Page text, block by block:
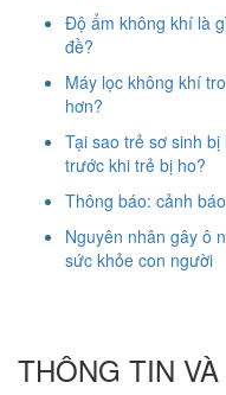
Độ ẩm không khí là
đề?
Máy lọc không khí
hơn?
Tại sao trẻ sơ sinh
trước khi trẻ bị ho?
Thông báo: cảnh
Nguyên nhân gây ô
sức khỏe con người
THÔNG TIN